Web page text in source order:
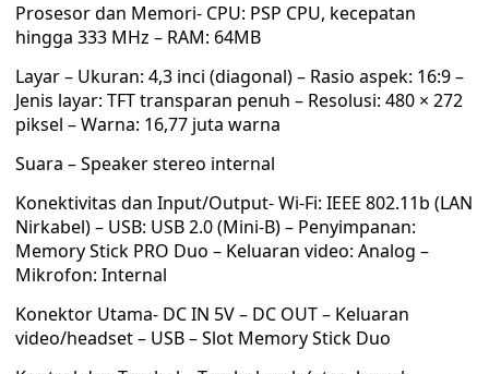
Prosesor dan Memori- CPU: PSP CPU, kecepatan
hingga 333 MHz – RAM: 64MB
Layar – Ukuran: 4,3 inci (diagonal) – Rasio aspek: 16:9 –
Jenis layar: TFT transparan penuh – Resolusi: 480 × 272
piksel – Warna: 16,77 juta warna
Suara – Speaker stereo internal
Konektivitas dan Input/Output- Wi-Fi: IEEE 802.11b (LAN
Nirkabel) – USB: USB 2.0 (Mini-B) – Penyimpanan:
Memory Stick PRO Duo – Keluaran video: Analog –
Mikrofon: Internal
Konektor Utama- DC IN 5V – DC OUT – Keluaran
video/headset – USB – Slot Memory Stick Duo